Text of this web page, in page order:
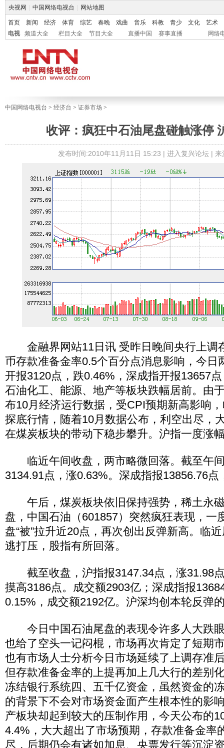
央视网 中国网络电视台 网站地图
首页 新闻 经济 体育 综艺 春晚 戏曲 音乐 科教 青少 文化
艺术
电视
频道大全 栏目大全 节目大全 直播中国 赛事直播 网络
中国网络电视台 > 经济台 > 证券市场 >
收评：疯狂中石油尾盘碰触涨停
发布时间:2010年11月11日 15:23 | 进入复兴论坛| 来
金融界网站11日讯 受昨日晚间央行上调
币存款准备金率0.5个百分点消息影响，今日
开报3120点，跌0.46%，深成指开报13657
石油化工、能源、地产等板块跌幅居前。由
布10月经济运行数据，受CPI预期新高影响
探底行情，随着10月数据公布，利空出尽，
在煤炭板块的带动下稳步攀升。沪指一度涨
临近午间收盘，两市略微回落。截至午
3134.91点，涨0.63%。深成指报13856.76点
午后，煤炭板块依旧保持强势，稀土永
盘，中国石油（601857）突然疯狂表现，一
盘“被”拉升近20点，再次创出反弹新高。临
逃打压，股指有所回落。
截至收盘，沪指报3147.34点，涨31.98
摸高3186点。成交额2903亿；深成指报
0.15%，成交额2192亿。沪深均创本轮反弹
今日中国石油尾盘的表现令许多人大跌
也给了空头一记闷棍，市场再次肯定了短期
也有市场人士分析今日市场延续了上调存准
但存款准备金率的上提再加上几大行的差别
冻结银行系统四、五千亿资金，虽然资金的
的背景下不会对市场资金面产生根本性的影
产板块却起到较大的压制作用，今天公布的
4.4%，大大超出了市场预期，存款准备金率
尽，后期仍会有诸如加息、央票发行等沉淀